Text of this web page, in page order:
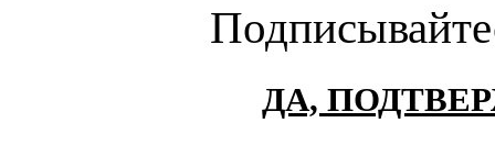
ДА,